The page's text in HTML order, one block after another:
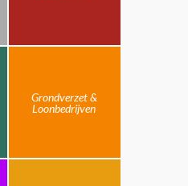
Grondverzet &
Loonbedrijven